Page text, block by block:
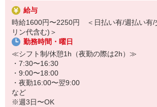
＊入浴や食事などの介助 など
環境、待遇どちらも良好◎
病院勤務が初めての方の定着率も高め☆
お試し2ヶ月〜の勤務も大歓迎です♪
給与
時給1600円〜2250円 ＜日払い有/週払い有/
リン代含む)＞
勤務時間・曜日
≪シフト制/休憩1h（夜勤の際は2h）≫
・7:30〜16:30
・9:00〜18:00
・夜勤16:00〜翌9:00
など
※週3日〜OK